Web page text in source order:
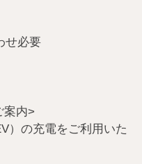
せ必要
案内>
）の充電をご利用いた